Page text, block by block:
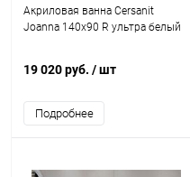
Акриловая ванна Cersanit
Joanna 140x90 R ультра белый
19 020 руб. / шт
Подробнее